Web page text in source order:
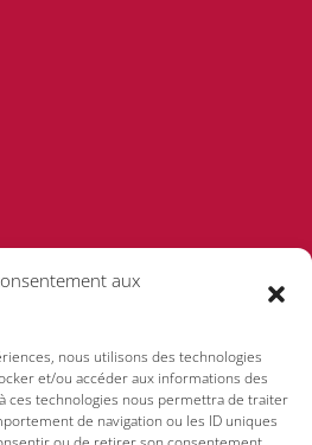
aux
nous utilisons des technologies
et/ou accéder aux informations des
ces technologies nous permettra de traiter
de navigation ou les ID uniques